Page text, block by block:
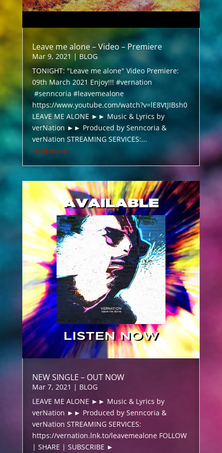
Leave me alone – Video – Premiere
Mar 9, 2021 |BLOG
TONIGHT: "Leave me alone" Video Premiere:
09th March 2021 Enjoy!!! #vernation
#senncoria #leavemealone
https://www.youtube.com/watch?v=lE8VtJIBsh0
LEAVE ME ALONE ►► Music & Lyrics by
verNation ►► Produced by Senncoria &
verNation STREAMING SERVICES:...
read more...
NEW SINGLE – OUT NOW
Mar 7, 2021 | BLOG
LEAVE ME ALONE ►► Music & Lyrics by
verNation ►► Produced by Senncoria &
verNation STREAMING SERVICES:
https://vernation.lnk.to/leavemealone FOLLOW
| SHARE | SUBSCRIBE ►